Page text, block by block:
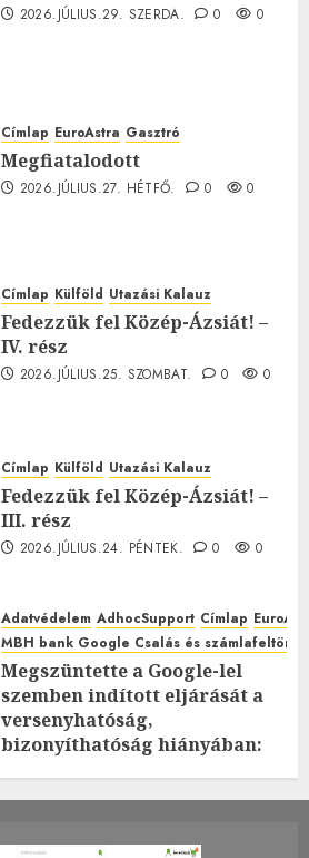
2026.JÚLIUS.29. SZERDA. 0 0
Címlap EuroAstra Gasztró
Megfiatalodott
2026.JÚLIUS.27. HÉTFŐ. 0 0
Címlap Külföld Utazási Kalauz
Fedezzük fel Közép-Ázsiát! –
IV. rész
2026.JÚLIUS.25. SZOMBAT. 0 0
Címlap Külföld Utazási Kalauz
Fedezzük fel Közép-Ázsiát! –
III. rész
2026.JÚLIUS.24. PÉNTEK. 0 0
Adatvédelem AdhocSupport Címlap
MBH bank Google Csalás és
Megszüntette a Google-lel
szemben indított eljárását a
versenyhatóság,
bizonyíthatóság hiányában:
2026.JÚLIUS.23. CSÜTÖRTÖK.
0